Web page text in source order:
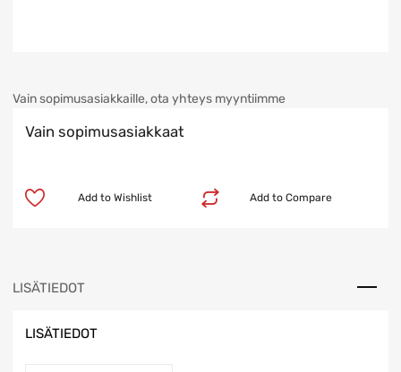
Vain sopimusasiakkaille, ota yhteys myyntiimme
Vain sopimusasiakkaat
Add to Compare
Add to Wishlist
LISÄTIEDOT
LISÄTIEDOT